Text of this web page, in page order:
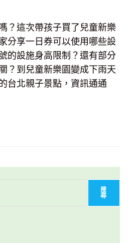
？這次帶孩子買了兒童新樂
分享一日券可以使用哪些設
的設施身高限制？還有部分
？到兒童新樂園變成下雨天
台北親子景點，資訊通通
搜
尋